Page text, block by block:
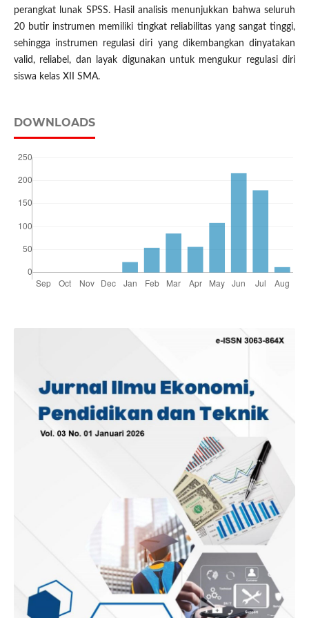
perangkat lunak SPSS. Hasil analisis menunjukkan bahwa seluruh
20 butir instrumen memiliki tingkat reliabilitas yang sangat tinggi,
sehingga instrumen regulasi diri yang dikembangkan dinyatakan
valid, reliabel, dan layak digunakan untuk mengukur regulasi diri
siswa kelas XII SMA.
DOWNLOADS